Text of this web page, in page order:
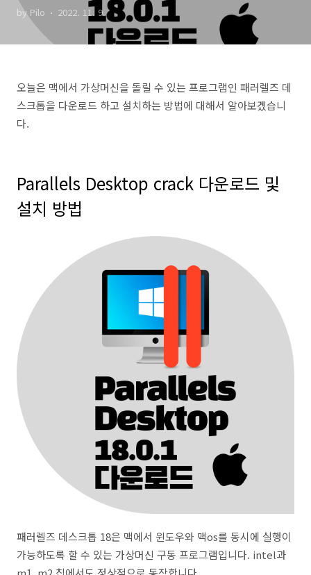
by Pilo 2022. 11. 9.
오늘은 맥에서 가상머신을 돌릴 수 있는 프로그램인 패러렐즈 데
스크톱을 다운로드 하고 설치하는 방법에 대해서 알아보겠습니
다.
Parallels Desktop crack 다운로드 및
설치 방법
패러렐즈 데스크톱 18은 맥에서 윈도우와 맥os를 동시에 실행이
가능하도록 할 수 있는 가상머신 구동 프로그램입니다. intel과